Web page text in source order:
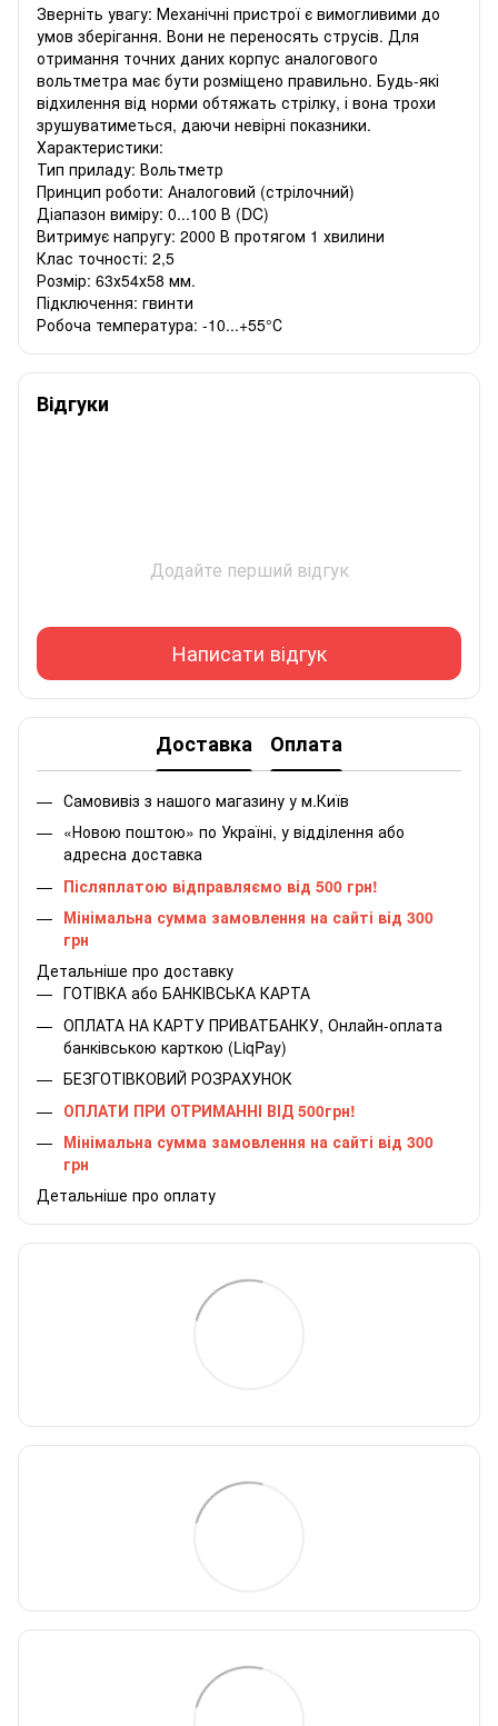
Зверніть увагу: Механічні пристрої є вимогливими до
умов зберігання. Вони не переносять струсів. Для
отримання точних даних корпус аналогового
вольтметра має бути розміщено правильно. Будь-які
відхилення від норми обтяжать стрілку, і вона трохи
зрушуватиметься, даючи невірні показники.
Характеристики:
Тип приладу: Вольтметр
Принцип роботи: Аналоговий (стрілочний)
Діапазон виміру: 0...100 В (DC)
Витримує напругу: 2000 В протягом 1 хвилини
Клас точності: 2,5
Розмір: 63х54х58 мм.
Підключення: гвинти
Робоча температура: -10...+55°С
Відгуки
Додайте перший відгук
Написати відгук
Доставка Оплата
Самовивіз з нашого магазину у м.Київ
«Новою поштою» по Україні, у відділення або
адресна доставка
Післяплатою відправляємо від 500 грн!
Мінімальна сумма замовлення на сайті від 300
грн
Детальніше про доставку
ГОТІВКА або БАНКІВСЬКА КАРТА
ОПЛАТА НА КАРТУ ПРИВАТБАНКУ, Онлайн-оплата
банківською карткою (LiqPay)
БЕЗГОТІВКОВИЙ РОЗРАХУНОК
ОПЛАТИ ПРИ ОТРИМАННІ ВІД 500грн!
Мінімальна сумма замовлення на сайті від 300
грн
Детальніше про оплату